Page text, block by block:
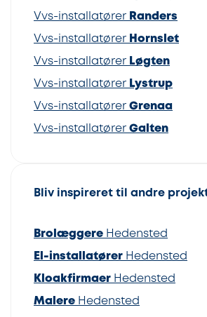
Vvs-installatører Randers
Vvs-installatører Hornslet
Vvs-installatører Løgten
Vvs-installatører Lystrup
Vvs-installatører Grenaa
Vvs-installatører Galten
Bliv inspireret til andre
Brolæggere Hedensted
El-installatører Hedensted
Kloakfirmaer Hedensted
Malere Hedensted